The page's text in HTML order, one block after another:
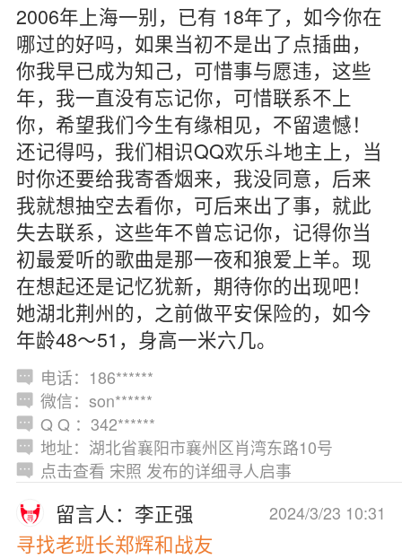
2006年上海一别，已有 18年了，如今你在
哪过的好吗，如果当初不是出了点插曲，
你我早已成为知己，可惜事与愿违，这些
年，我一直没有忘记你，可惜联系不上
你，希望我们今生有缘相见，不留遗憾！
还记得吗，我们相识QQ欢乐斗地主上，当
时你还要给我寄香烟来，我没同意，后来
我就想抽空去看你，可后来出了事，就此
失去联系，这些年不曾忘记你，记得你当
初最爱听的歌曲是那一夜和狼爱上羊。现
在想起还是记忆犹新，期待你的出现吧！
她湖北荆州的，之前做平安保险的，如今
年龄48～51，身高一米六几。
电话：186******
微信：son******
Q Q ：342******
地址：湖北省襄阳市襄州区肖湾东路10号
点击查看 宋照 发布的详细寻人启事
2024/3/23 10:31
留言人：李正强
寻找老班长郑辉和战友